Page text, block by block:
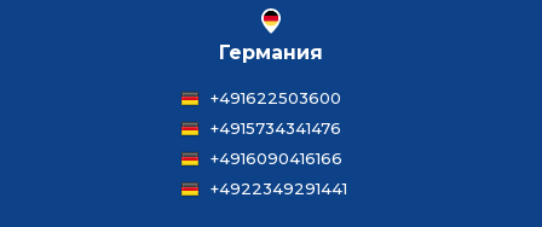
Германия
+491622503600
+4915734341476
+4916090416166
+4922349291441